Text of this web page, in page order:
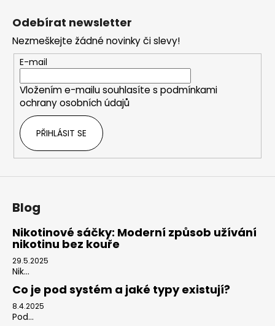
Odebírat newsletter
Nezmeškejte žádné novinky či slevy!
E-mail
Vložením e-mailu souhlasíte s podmínkami
ochrany osobních údajů
PŘIHLÁSIT SE
Blog
Nikotinové sáčky: Moderní způsob užívání
nikotinu bez kouře
29.5.2025
Nik...
Co je pod systém a jaké typy existují?
8.4.2025
Pod...